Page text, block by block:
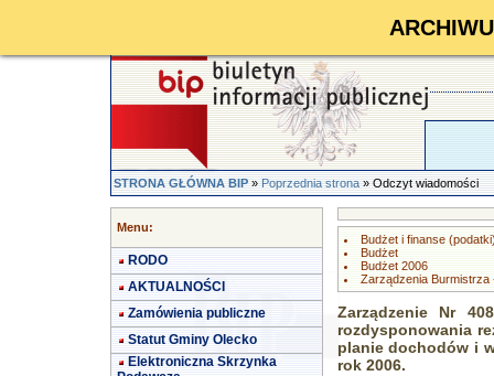
STRONA GŁÓWNA BIP»Poprzednia strona» Odczyt wiadomości
Menu:
RODO
AKTUALNOŚCI
Zamówienia publiczne
Statut Gminy Olecko
Elektroniczna Skrzynka
Budżet i finanse
Budżet
Budżet 2006
Zarządzenia Burmistrza
Zarządzenie Nr
rozdysponowania
planie dochodów i
rok 2006.